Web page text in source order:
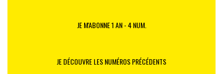
JE M'ABONNE 1 AN - 4 NUM.
JE DÉCOUVRE LES NUMÉROS PRÉCÉDENTS